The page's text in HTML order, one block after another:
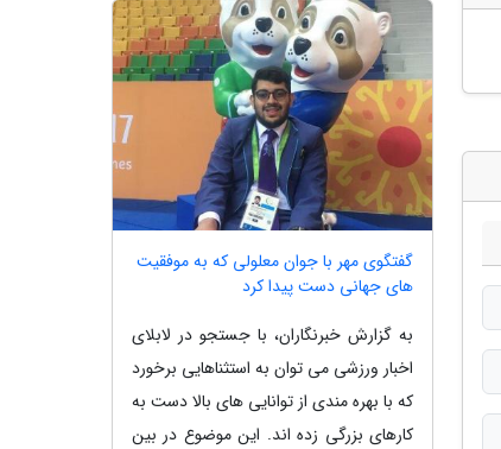
گفتگوی مهر با جوان معلولی که به موفقیت
های جهانی دست پیدا کرد
به گزارش خبرنگاران، با جستجو در لابلای
اخبار ورزشی می توان به استثناهایی برخورد
که با بهره مندی از توانایی های بالا دست به
کارهای بزرگی زده اند. این موضوع در بین